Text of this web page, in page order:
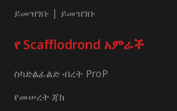
ይመዝገቡ | ይመዝገቡ
የ Scafflodrond አምራች
ስካድልፊልድ ብረት ProP
የመሠረት ጃክ